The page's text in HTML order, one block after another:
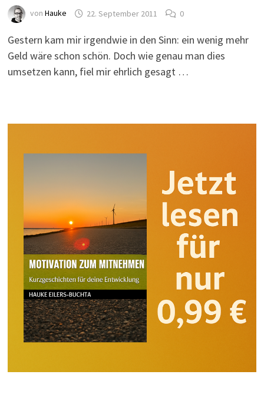
von Hauke 22. September 2011 0
Gestern kam mir irgendwie in den Sinn: ein wenig mehr
Geld wäre schon schön. Doch wie genau man dies
umsetzen kann, fiel mir ehrlich gesagt …